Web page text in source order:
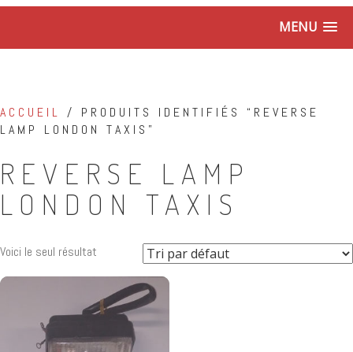
MENU
ACCUEIL / PRODUITS IDENTIFIÉS “REVERSE
LAMP LONDON TAXIS”
REVERSE LAMP
LONDON TAXIS
Voici le seul résultat